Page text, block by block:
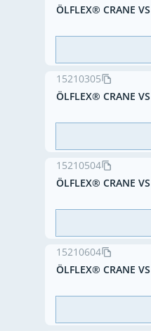
ÖLFLEX® CRANE
15210305
ÖLFLEX® CRANE
15210504
ÖLFLEX® CRANE
15210604
ÖLFLEX® CRANE